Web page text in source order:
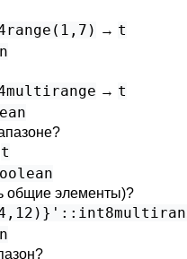
→ t
→ t
t
общие элементы)?